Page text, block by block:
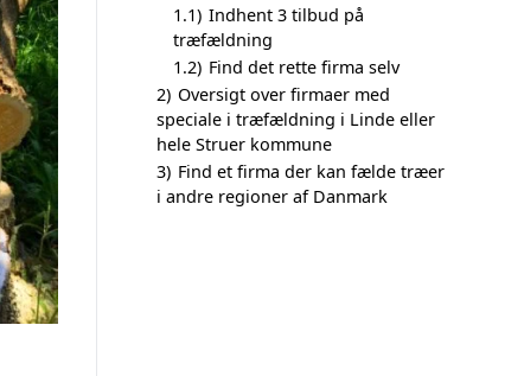
1.1) Indhent 3 tilbud på
træfældning
1.2) Find det rette firma selv
2) Oversigt over firmaer med
speciale i træfældning i Linde eller
hele Struer kommune
3) Find et firma der kan fælde træer
i andre regioner af Danmark